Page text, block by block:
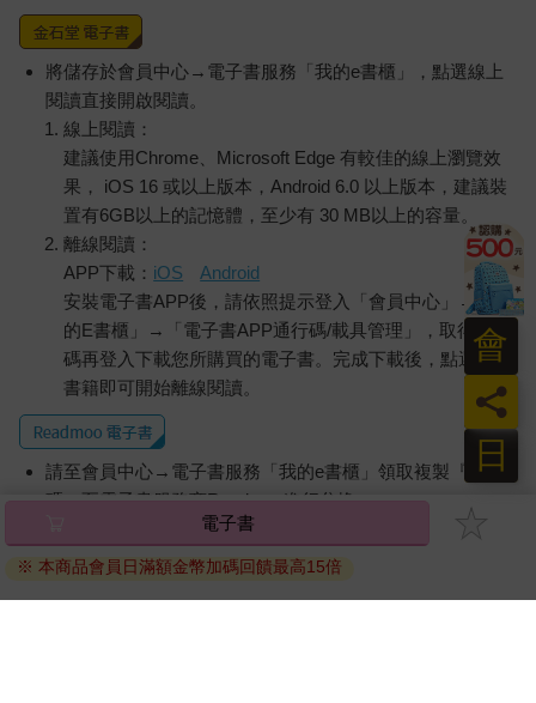
「那臉上插著棒子呢？」
「我請松浦先生查過，有沒有早上被人發現的，臉上插著棒子死
掉的詭異屍體，可是好像沒有。」
「那就是騙人的嘛。」
被這麼否定，我無從反駁。確實，如果有人死法如此離奇，一定
會引發熱議。
「可是，或許是真的死掉了，只是死法被過度渲染啊。」
「會嗎……？」
「總之試試看嘛。好不容易來到這裡了。」
雖然嘴上埋怨著，但小金似乎躍躍欲試。她愉悅地開始挑選人
偶。我掏出手機，對著四周拍照。基於工作需求，這種東西一定
要拍下來。要是能拍到天竿魚（註：一種神祕未知生物），那就
賺到了。
「這個好了。」
小金指著一個皮膚色的塑膠人偶。人偶原本應該穿著衣服，但現
在變成了全裸。栗色髮絲被剪得亂七八糟，由此推測，衣服或許
是故意扒光的。胸口用工具挖了個洞，一根樹枝穿過那裡，插在
地面。看不出可愛的原貌，只剩塗料剝落的眼睛空洞地注視著天
空。
小金在那個人偶前面駐足片刻。我把她的側臉也拍下來。
「拍我幹麼？」
「得確實記錄下來才行。」
以前在炭坑工作的人，都會帶著金絲雀進入坑道。如果金絲雀死
將儲存於會員中心→電子書服務「我的e書櫃」，點選線上
閱讀直接開啟閱讀。
線上閱讀：
建議使用Chrome、Microsoft Edge 有較佳的線上瀏覽效
果， iOS 16 或以上版本，Android 6.0 以上版本，建議裝
置有6GB以上的記憶體，至少有 30 MB以上的容量。
離線閱讀：
APP下載： iOS
Android
安裝電子書APP後，請依照提示登入「會員中心」→「我
的E書櫃」→「電子書APP通行碼/載具管理」，取得通行
碼再登入下載您所購買的電子書。完成下載後，點選任一
書籍即可開始離線閱讀。
請至會員中心→電子書服務「我的e書櫃」領取複製『兌換
碼』至電子書服務商Readmoo進行兌換。
因版權保護，您在金石堂所購買的電子書僅能以金石堂專屬
的閱讀軟體開啟閱讀，無法以其他閱讀器或直接下載檔案。
電子書
※ 本商品會員日滿額金幣加碼回饋最高15倍
日
員
會